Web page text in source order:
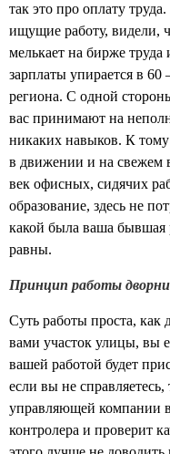
так это про оплату
ищущие работу, видели,
мелькает на бирже труда
зарплаты упирается в 60
региона. С одной
вас принимают на
никаких навыков. К
в движении и на свежем
век офисных, сидячих
образование, здесь не
какой была ваша бывшая
равны.
Принцип работы
Суть работы проста, как
вами участок улицы, вы
вашей работой будет
если вы не
управляющей компании
контролера и проверит